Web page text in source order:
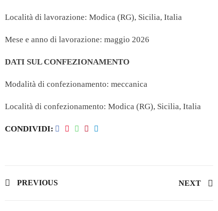
Località di lavorazione: Modica (RG), Sicilia, Italia
Mese e anno di lavorazione: maggio 2026
DATI SUL CONFEZIONAMENTO
Modalità di confezionamento: meccanica
Località di confezionamento: Modica (RG), Sicilia, Italia
CONDIVIDI
PREVIOUS NEXT